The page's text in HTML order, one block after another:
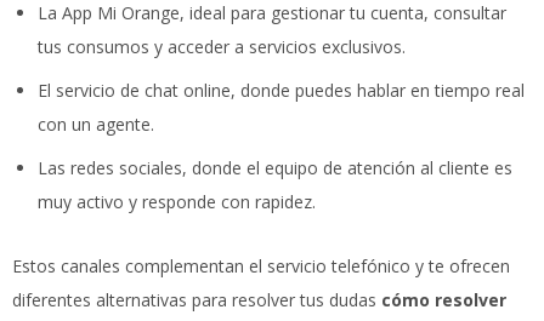
La App Mi Orange, ideal para gestionar tu cuenta, consultar
tus consumos y acceder a servicios exclusivos.
El servicio de chat online, donde puedes hablar en tiempo real
con un agente.
Las redes sociales, donde el equipo de atención al cliente es
muy activo y responde con rapidez.
Estos canales complementan el servicio telefónico y te ofrecen
diferentes alternativas para resolver tus dudas cómo resolver